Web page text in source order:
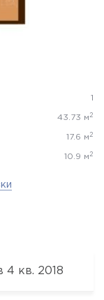
1
43.73 м 2
17.6 м 2
10.9 м 2
4 кв. 2018